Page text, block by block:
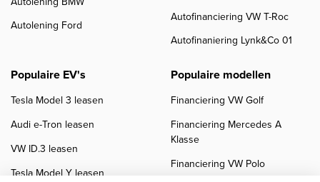
Autolening Ford
Autofinanciering VW T-Roc
Autofinaniering Lynk&Co 01
Populaire EV's
Tesla Model 3 leasen
Audi e-Tron leasen
VW ID.3 leasen
Tesla Model Y leasen
Populaire modellen
Financiering VW Golf
Financiering Mercedes A
Klasse
Financiering VW Polo